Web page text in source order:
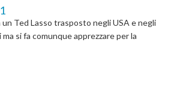
Ted Lasso trasposto negli USA e negli
si fa comunque apprezzare per la